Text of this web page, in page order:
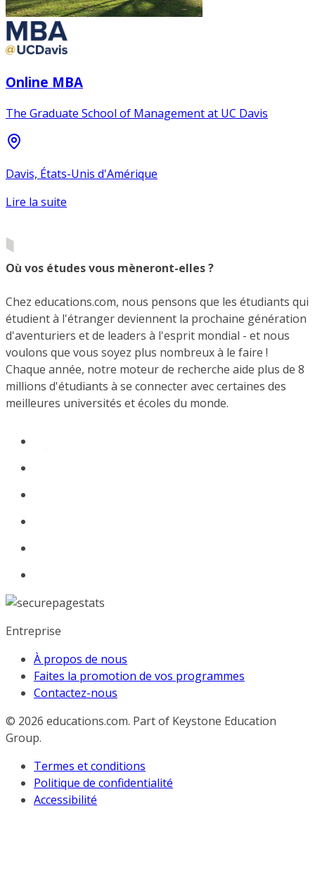
Online MBA
The Graduate School of Management at UC Davis
Davis, États-Unis d'Amérique
Lire la suite
Où vos études vous mèneront-elles ?
Chez educations.com, nous pensons que les étudiants qui
étudient à l'étranger deviennent la prochaine génération
d'aventuriers et de leaders à l'esprit mondial - et nous
voulons que vous soyez plus nombreux à le faire !
Chaque année, notre moteur de recherche aide plus de 8
millions d'étudiants à se connecter avec certaines des
meilleures universités et écoles du monde.
Entreprise
À propos de nous
Faites la promotion de vos programmes
Contactez-nous
© 2026 educations.com. Part of Keystone Education
Group.
Termes et conditions
Politique de confidentialité
Accessibilité